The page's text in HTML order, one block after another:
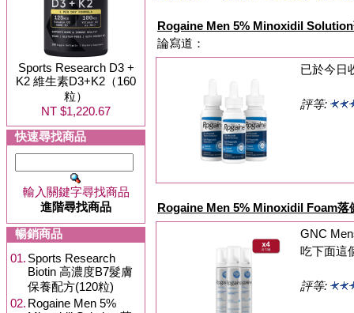
Sports Research D3 +
K2 維生素D3+K2（160
粒）
NT $1,220.67
快速尋找商品
輸入關鍵字尋找商品
進階尋找商品
暢銷商品
01. Sports Research
Biotin 高濃度B7髮膚
保養配方(120粒)
02. Rogaine Men 5%
Rogaine Men 5% Minoxidil
論寫道：
已於今日
評等:
Rogaine Men 5% Minoxidil Foam落
GNC
吃下面這
評等: